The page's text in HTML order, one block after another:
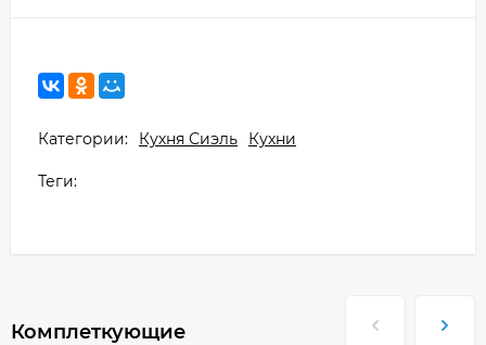
Категории: Кухня Сиэль Кухни
Теги:
Комплеткующие